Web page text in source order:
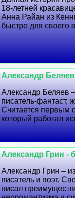
18-летней
Анна Райан из
быстро для своего
Александр
Александр Беляев
писатель-фантаст,
Считается первым
который работал
Александр Грин -
Александр Грин –
писатель и поэт.
писал